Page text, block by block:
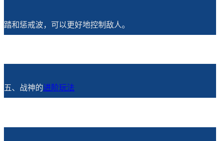
踏和惩戒波，可以更好地控制敌人。
五、战神的进阶玩法